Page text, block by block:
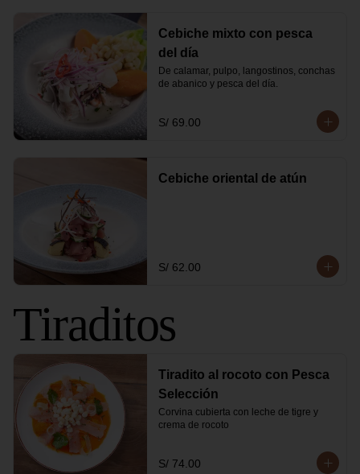
Cebiche mixto con pesca
del día
De calamar, pulpo, langostinos, conchas
de abanico y pesca del día.
S/ 69.00
Cebiche oriental de atún
S/ 62.00
Tiraditos
Tiradito al rocoto con Pesca
Selección
Corvina cubierta con leche de tigre y
crema de rocoto
S/ 74.00